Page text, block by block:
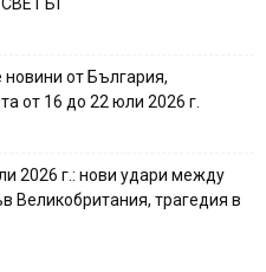
от България,
от 16 до 22 юли 2026 г.
2026 г.: нови удари между
трагедия в